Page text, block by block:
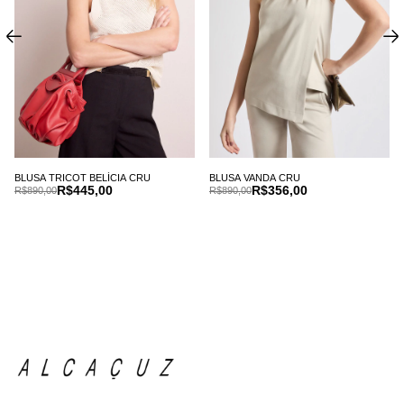
BLUSA TRICOT BELÍCIA CRU
R$445,00
R$890,00
BLUSA VANDA CRU
R$356,00
R$890,00